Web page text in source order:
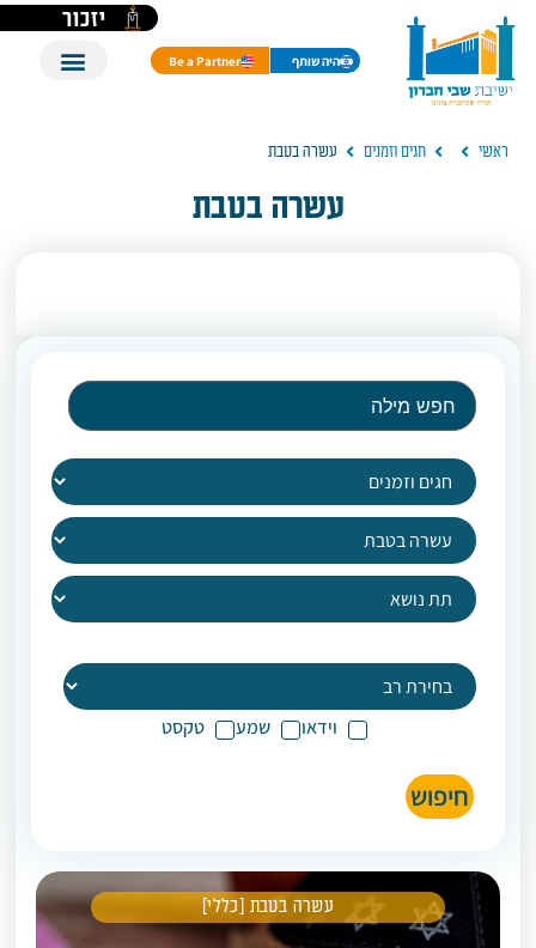
יזכור
היה שותף Be a Partner
ראשי חגים וזמנים עשרה בטבת
עשרה בטבת
וידאו שמע טקסט
חיפוש
עשרה בטבת [כללי]